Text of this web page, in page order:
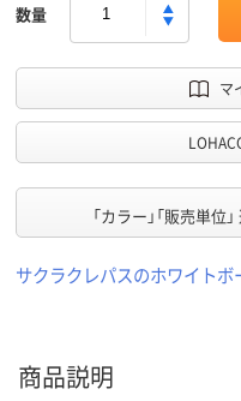
数量
マ
「カラー」「販売単位
サクラクレパスのホワイト
商品説明